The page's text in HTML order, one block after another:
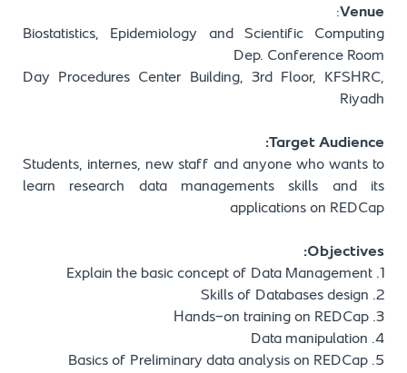
Venue
:
Biostatistics, Epidemiology and Scientific Computing
Dep. Conference Room
Day Procedures Center Building, 3rd Floor, KFSHRC,
Riyadh
Target Audience:
Students, internes, new staff and anyone who wants to
learn research data managements skills and its
applications on REDCap
Objectives:
1. Explain the basic concept of Data Management
2. Skills of Databases design
3. Hands-on training on REDCap
4. Data manipulation
5. Basics of Preliminary data analysis on REDCap